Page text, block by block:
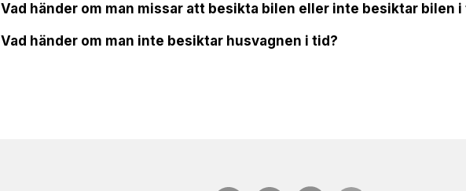
Vad händer om man missar att besikta bilen eller inte besiktar bilen i
Vad händer om man inte besiktar husvagnen i tid?